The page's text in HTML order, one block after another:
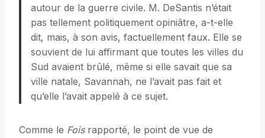
autour de la guerre civile. M. DeSantis n’était
pas tellement politiquement opiniâtre, a-t-elle
dit, mais, à son avis, factuellement faux. Elle se
souvient de lui affirmant que toutes les villes du
Sud avaient brûlé, même si elle savait que sa
ville natale, Savannah, ne l’avait pas fait et
qu’elle l’avait appelé à ce sujet.
Comme le Foisrapporté, le point de vue de